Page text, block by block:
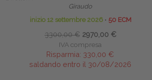
Giraudo
inizio 12 settembre 2026 ∙ 50 ECM
3300,00 € 2970,00 €
IVA compresa
Risparmia: 330,00 €
saldando entro il 30/08/2026